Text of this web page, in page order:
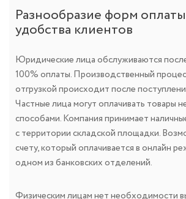
Разнообразие форм
удобства клиентов
Юридические лица обслуживаются
100% оплаты. Производственный
отгрузкой происходит после
Частные лица могут оплачивать товары
способами. Компания принимает
с территории складской площадки.
счету, который оплачивается в онлайн
одном из банковских отделений.
Физическим лицам нет необходимости